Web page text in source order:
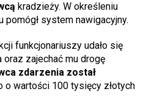
kradzieży. W określeniu
pomógł system nawigacyjny.
funkcjonariuszy udało się
zajechać mu drogę
zdarzenia został
o wartości 100 tysięcy złotych